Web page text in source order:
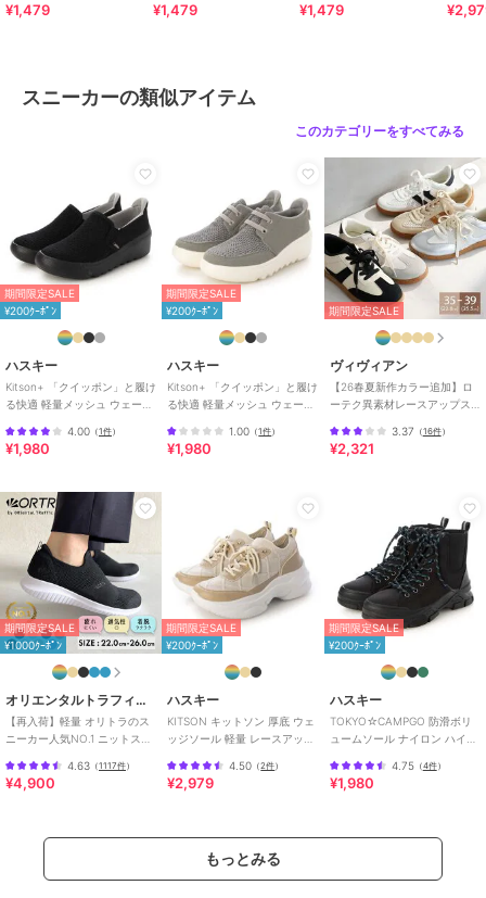
カジュアルスリッポン
¥1,479
ットシューズ
¥1,479 ¥1,479
ローカ
スニーカーの類似アイテム
このカテゴリーをすべてみる
期間限定SALE
¥200ｸｰﾎﾟﾝ
ハスキー
Kitson+ 「クイッポン」と履け
る快適 軽量メッシュ ウェーブ
4.00 （1件）
¥1,980
期間限定SALE
¥200ｸｰﾎﾟﾝ
ハスキー
Kitson+ 「クイッポン」と履け
る快適 軽量メッシュ ウェーブ
ー
1.00 （1件）
¥1,980
期間限定SALE
ヴィヴィアン
【26春夏新作カラー追加】ロ
ーテク異素材レースアップス
3.37 （16件）
¥2,321
期間限定SALE
¥1000ｸｰﾎﾟﾝ
オリエンタルトラフィック
【再入荷】軽量 オリトラのス
ニーカー人気NO.1 ニットスニ
4.63 （1117件）
¥4,900
期間限定SALE
¥200ｸｰﾎﾟﾝ
ハスキー
KITSON キットソン 厚底 ウェ
ッジソール 軽量 レースアップ
4.50 （2件）
¥2,979
期間限定SALE
¥200ｸｰﾎﾟﾝ
ハスキー
TOKYO☆CAMPGO 防滑ボリ
ュームソール ナイロン ハイカ
4.75（4件）
¥1,980
もっとみる